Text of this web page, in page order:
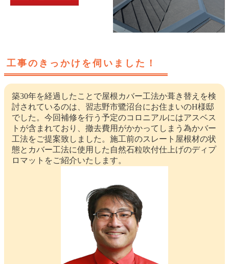
工事のきっかけを伺いました！
築30年を経過したことで屋根カバー工法か葺き替えを検
討されているのは、習志野市鷺沼台にお住まいのH様邸
でした。今回補修を行う予定のコロニアルにはアスベス
トが含まれており、撤去費用がかかってしまう為かバー
工法をご提案致しました。施工前のスレート屋根材の状
態とカバー工法に使用した自然石粒吹付仕上げのディプ
ロマットをご紹介いたします。